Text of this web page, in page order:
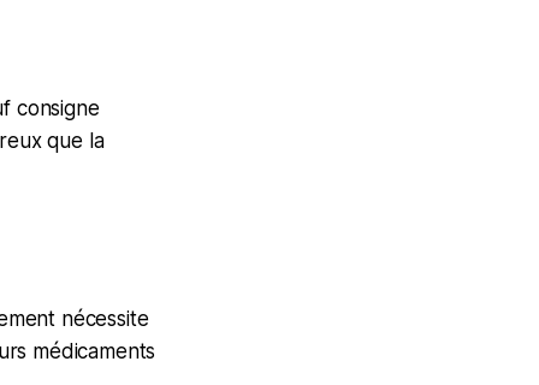
consigne
que la
nécessite
médicaments